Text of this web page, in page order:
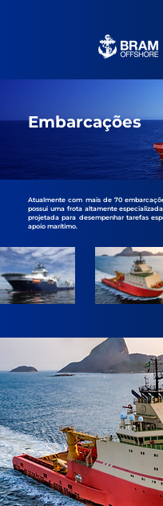
Embarcações
Atualmente com mais de 70
possui uma frota altamente
projetada para desempenhar tarefas
apoio marítimo.